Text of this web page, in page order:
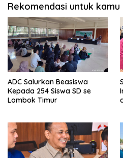
Rekomendasi untuk kamu
ADC Salurkan Beasiswa
Kepada 254 Siswa SD se
Lombok Timur